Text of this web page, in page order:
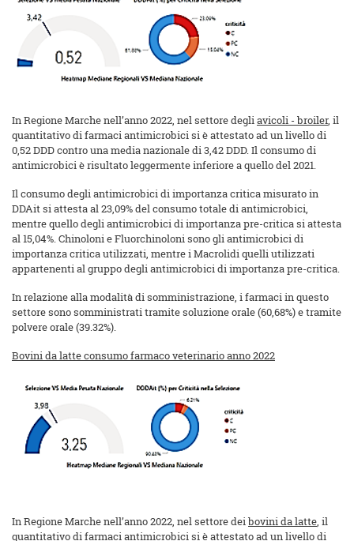
In Regione Marche nell’anno 2022, nel settore degliavicoli - broiler, il
quantitativo di farmaci antimicrobici si è attestato ad un livello di
0,52 DDD contro una media nazionale di 3,42 DDD. Il consumo di
antimicrobici è risultato leggermente inferiore a quello del 2021.
Il consumo degli antimicrobici di importanza critica misurato in
DDAit si attesta al 23,09% del consumo totale di antimicrobici,
mentre quello degli antimicrobici di importanza pre-critica si attesta
al 15,04%. Chinoloni e Fluorchinoloni sono gli antimicrobici di
importanza critica utilizzati, mentre i Macrolidi quelli utilizzati
appartenenti al gruppo degli antimicrobici di importanza pre-critica.
In relazione alla modalità di somministrazione, i farmaci in questo
settore sono somministrati tramite soluzione orale (60,68%) e tramite
polvere orale (39.32%).
Bovini da latte consumo farmaco veterinario anno 2022
In Regione Marche nell’anno 2022, nel settore deibovini da latte, il
quantitativo di farmaci antimicrobici si è attestato ad un livello di